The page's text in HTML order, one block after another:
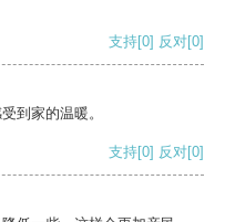
支持[0] 反对[0]
到家的温暖。
支持[0] 反对[0]